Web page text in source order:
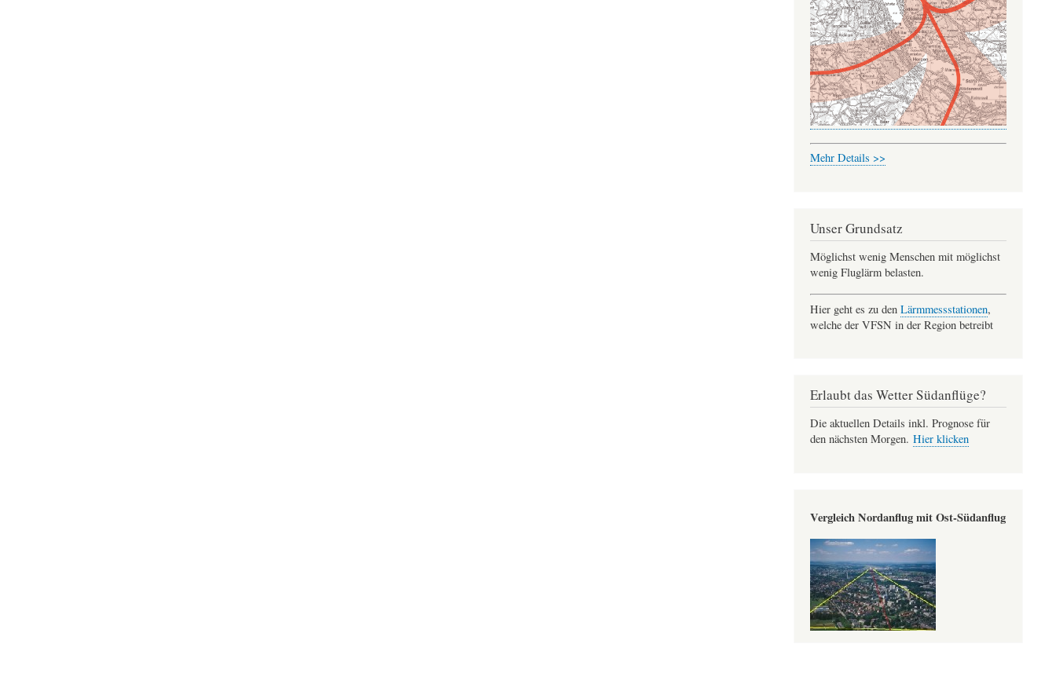
Mehr Details >>
Unser Grundsatz
Möglichst wenig Menschen mit möglichst
wenig Fluglärm belasten.
Hier geht es zu den Lärmmessstationen,
welche der VFSN in der Region betreibt
Erlaubt das Wetter Südanflüge?
Die aktuellen Details inkl. Prognose für
den nächsten Morgen. Hier klicken
Vergleich Nordanflug mit Ost-Südanflug